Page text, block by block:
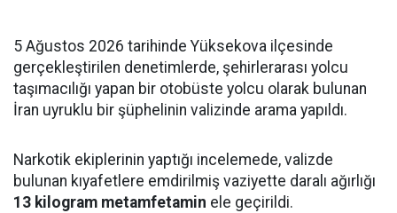
5 Ağustos 2026 tarihinde Yüksekova ilçesinde
gerçekleştirilen denetimlerde, şehirlerarası yolcu
taşımacılığı yapan bir otobüste yolcu olarak bulunan
İran uyruklu bir şüphelinin valizinde arama yapıldı.
Narkotik ekiplerinin yaptığı incelemede, valizde
bulunan kıyafetlere emdirilmiş vaziyette daralı ağırlığı
13 kilogram metamfetamin ele geçirildi.